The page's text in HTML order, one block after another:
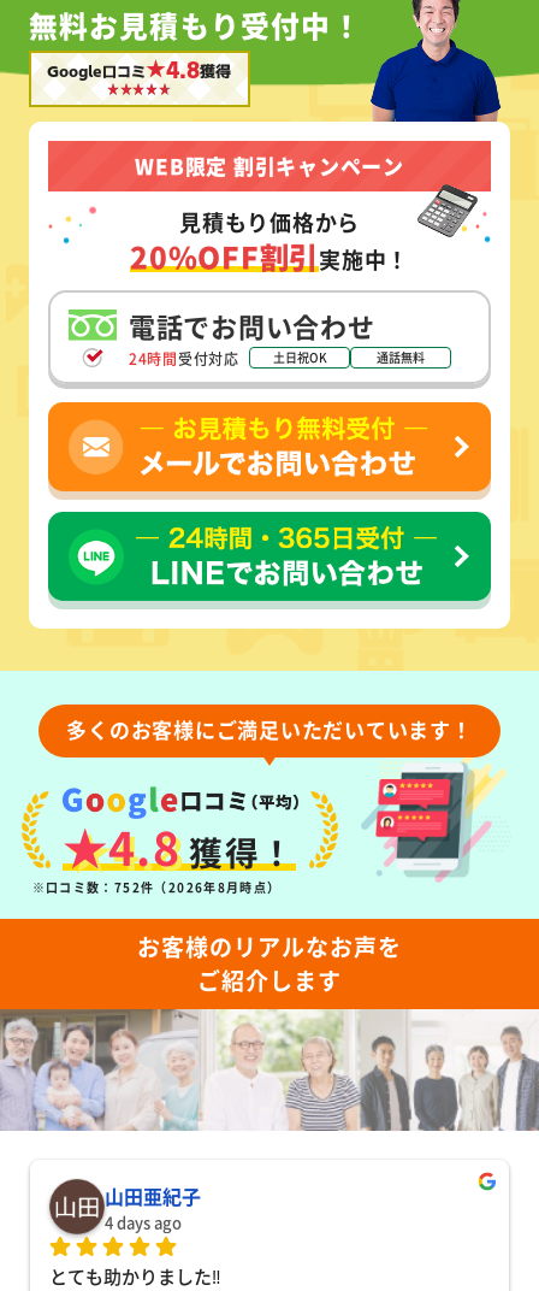
無料お見積もり受付中！
Google口コミ★4.8獲得
WEB限定 割引キャンペーン
見積もり価格から
20%OFF割引実施中！
電話でお問い合わせ
24時間受付対応 土日祝OK 通話無料
多くのお客様にご満足いただいています！
★4.8獲得！
※口コミ数：752件（2026年8月時点）
お客様のリアルなお声を
ご紹介します
山田亜紀子
4 days ago
とても助かりました‼️